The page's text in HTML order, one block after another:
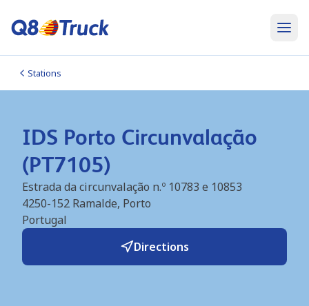
Stations
IDS Porto Circunvalação
(PT7105)
Estrada da circunvalação n.º 10783 e 10853
4250-152 Ramalde, Porto
Portugal
Directions